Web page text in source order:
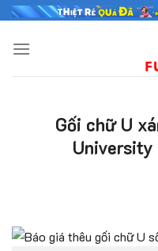
Skip
content
Gối chữ U
University